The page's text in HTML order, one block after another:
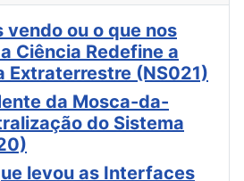
vendo ou o que nos
Ciência Redefine a
Extraterrestre (NS021)
da Mosca-da-
do Sistema
levou as Interfaces